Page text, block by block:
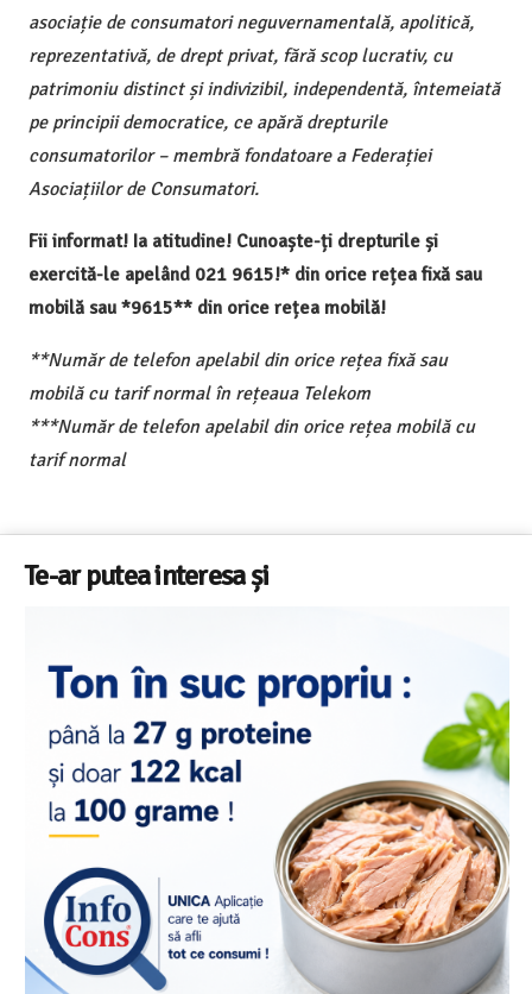
asociație de consumatori neguvernamentală, apolitică,
reprezentativă, de drept privat, fără scop lucrativ, cu
patrimoniu distinct și indivizibil, independentă, întemeiată
pe principii democratice, ce apără drepturile
consumatorilor – membră fondatoare a Federației
Asociațiilor de Consumatori.
Fii informat! Ia atitudine! Cunoaște-ți drepturile și
exercită-le apelând 021 9615!* din orice rețea fixă sau
mobilă sau *9615** din orice rețea mobilă!
**Număr de telefon apelabil din orice rețea fixă sau
mobilă cu tarif normal în rețeaua Telekom
***Număr de telefon apelabil din orice rețea mobilă cu
tarif normal
Te-ar putea interesa și
Salariul minim in Europa in 2026 – Romania pe locul 20
din 22 in UE